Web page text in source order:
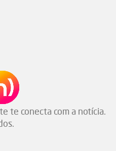
te conecta com a notícia.